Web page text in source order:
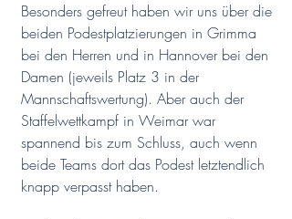
Besonders gefreut haben wir uns über die
beiden Podestplatzierungen in Grimma
bei den Herren und in Hannover bei den
Damen (jeweils Platz 3 in der
Mannschaftswertung). Aber auch der
Staffelwettkampf in Weimar war
spannend bis zum Schluss, auch wenn
beide Teams dort das Podest letztendlich
knapp verpasst haben.